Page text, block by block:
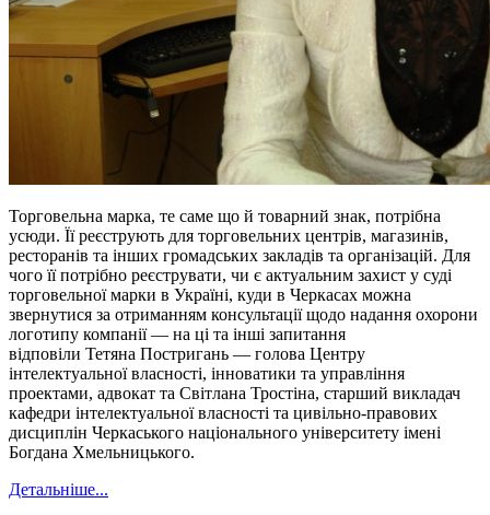
Торговельна марка, те саме що й товарний знак, потрібна
усюди. Її реєструють для торговельних центрів, магазинів,
ресторанів та інших громадських закладів та організацій. Для
чого її потрібно реєструвати, чи є актуальним захист у суді
торговельної марки в Україні, куди в Черкасах можна
звернутися за отриманням консультації щодо надання охорони
логотипу компанії — на ці та інші запитання
відповіли Тетяна Постригань — голова Центру
інтелектуальної власності, інноватики та управління
проектами, адвокат та Світлана Тростіна, старший викладач
кафедри інтелектуальної власності та цивільно-правових
дисциплін Черкаського національного університету імені
Богдана Хмельницького.
Детальніше...